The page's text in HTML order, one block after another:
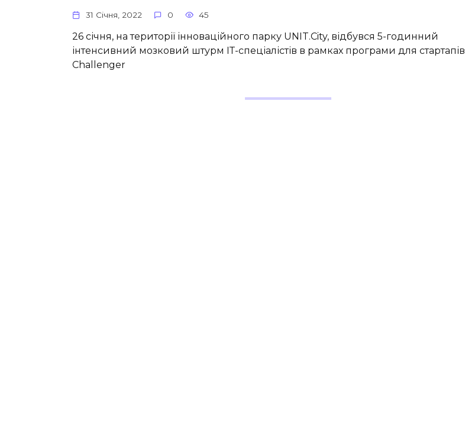
31 Січня, 2022 0 45
26 січня, на території інноваційного парку UNIT.City, відбувся 5-годинний
інтенсивний мозковий штурм ІТ-спеціалістів в рамках програми для стартапів
Challenger